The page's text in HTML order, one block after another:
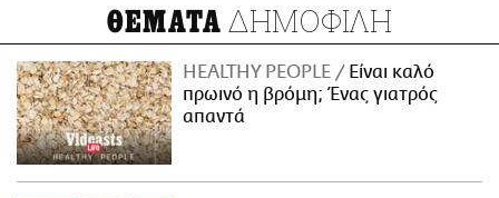
ΘΕΜΑΤΑ ΔΗΜΟΦΙΛΗ
HEALTHY PEOPLE
Είναι καλό
πρωινό η βρόμη; Ένας γιατρός
απαντά